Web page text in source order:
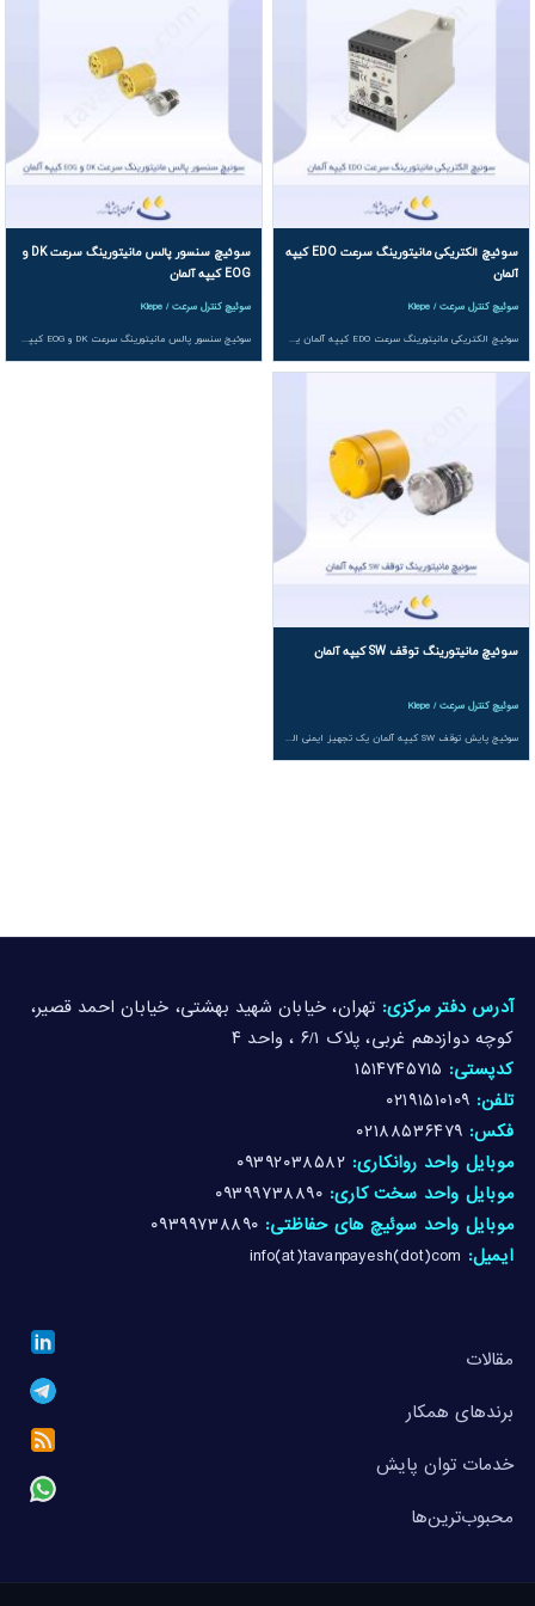
مزایای استفاده از سوئیچ کنترل سرعت
استفاده از اسپید مانیتور مناسب باعث جلوگیری از پارگی تسمه، توقف خط، آسیب
تجهیزات دوار، گرم‌شدن بیش‌ازحد موتور و افزایش مصرف انرژی می‌شود. این
سیستم علاوه بر افزایش ایمنی کارکنان، موجب کاهش هزینه‌های تعمیرات اساسی و
افزایش بهره‌وری خط انتقال مواد خواهد شد.
سوئیچ الکتریکی مانیتورینگ سرعت EDO کیپه
آلمان
سوئیچ کنترل سرعت / Kiepe
سوئیچ الکتریکی مانیتورینگ سرعت EDO کیپه آلمان یک تجهیز ایمنی و کنترلی پیشرفته برای پایش کاهش سرعت، توقف یا اضافه سرعت نوار نقاله ها است که با طراحی فشرده، نصب روی ریل DIN و سازگاری با سنسورهای NAMUR و PNP/NPN، حفاظت مطمئن در محیط های صنعتی سخت فراهم می کند.
سوئیچ سنسور پالس مانیتورینگ سرعت DK و
EOG کیپه آلمان
سوئیچ کنترل سرعت / Kiepe
سوئیچ سنسور پالس مانیتورینگ سرعت DK و EOG کیپه آلمان تجهیزاتی دقیق و مقاوم برای پایش سرعت نوار نقاله و تجهیزات دوار هستند که با طراحی بسته و ایمن و درجه حفاظت IP67، سیگنال های الکتریکی مطمئن تولید کرده و امکان تشخیص توقف، کم سرعت و اضافه سرعت را با دقت بالا فراهم می کنند.
سوئیچ مانیتورینگ توقف SW کیپه آلمان
سوئیچ کنترل سرعت / Kiepe
سوئیچ پایش توقف SW کیپه آلمان یک تجهیز ایمنی الکترومکانیکی برای مانیتورینگ توقف و سرعت پایین نوار نقاله ها و تجهیزات دوار است که با مکانیزم کوپلینگ مغناطیسی–روغنی و بدنه آلومینیومی مقاوم، بدون نیاز به تغذیه خارجی عملکردی دقیق و پایدار در صنایع سنگین فراهم می کند.
مقالات
برندهای همکار
خدمات توان پایش
محبوب‌ترین‌ها
آدرس دفتر مرکزی: تهران، خیابان شهید بهشتی، خیابان احمد قصیر،
کوچه دوازدهم غربی، پلاک ۶/۱ ، واحد ۴
کدپستی: ۱۵۱۴۷۴۵۷۱۵
تلفن: ۰۲۱۹۱۵۱۰۱۰۹
فکس: ۰۲۱۸۸۵۳۶۴۷۹
موبایل واحد روانکاری: ۰۹۳۹۲۰۳۸۵۸۲
موبایل واحد سخت کاری: ۰۹۳۹۹۷۳۸۸۹۰
موبایل واحد سوئیچ های حفاظتی: ۰۹۳۹۹۷۳۸۸۹۰
ایمیل: info(at)tavanpayesh(dot)com